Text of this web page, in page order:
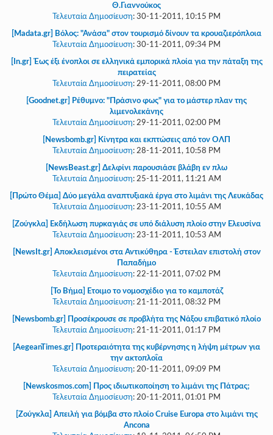
Θ.Γιαννούκος
Τελευταία Δημοσίευση: 30-11-2011, 10:15 PM
[Madata.gr] Βόλος: "Ανάσα" στον τουρισμό δίνουν τα κρουαζιερόπλοια
Τελευταία Δημοσίευση: 30-11-2011, 09:34 PM
[In.gr] Έως έξι ένοπλοι σε ελληνικά εμπορικά πλοία για την πάταξη της
πειρατείας
Τελευταία Δημοσίευση: 29-11-2011, 08:00 PM
[Goodnet.gr] Ρέθυμνο: "Πράσινο φως" για το μάστερ πλαν της
λιμενολεκάνης
Τελευταία Δημοσίευση: 29-11-2011, 02:00 PM
[Newsbomb.gr] Κίνητρα και εκπτώσεις από τον ΟΛΠ
Τελευταία Δημοσίευση: 28-11-2011, 10:58 PM
[NewsBeast.gr] Δελφίνι παρουσιάσε βλάβη εν πλω
Τελευταία Δημοσίευση: 25-11-2011, 11:21 AM
[Πρώτο Θέμα] Δύο μεγάλα αναπτυξιακά έργα στο λιμάνι της Λευκάδας
Τελευταία Δημοσίευση: 23-11-2011, 10:55 AM
[Ζούγκλα] Εκδήλωση πυρκαγιάς σε υπό διάλυση πλοίο στην Ελευσίνα
Τελευταία Δημοσίευση: 23-11-2011, 10:53 AM
[NewsIt.gr] Αποκλεισμένοι στα Αντικύθηρα - Έστειλαν επιστολή στον
Παπαδήμο
Τελευταία Δημοσίευση: 22-11-2011, 07:02 PM
[Το Βήμα] Ετοιμο το νομοσχέδιο για το καμποτάζ
Τελευταία Δημοσίευση: 21-11-2011, 08:32 PM
[Newsbomb.gr] Προσέκρουσε σε προβλήτα της Νάξου επιβατικό πλοίο
Τελευταία Δημοσίευση: 21-11-2011, 01:17 PM
[AegeanTimes.gr] Προτεραιότητα της κυβέρνησης η λήψη μέτρων για
την ακτοπλοΐα
Τελευταία Δημοσίευση: 20-11-2011, 09:09 PM
[Newskosmos.com] Προς ιδιωτικοποίηση το λιμάνι της Πάτρας;
Τελευταία Δημοσίευση: 20-11-2011, 01:01 PM
[Ζούγκλα] Απειλή για βόμβα στο πλοίο Cruise Europa στο λιμάνι της
Ancona